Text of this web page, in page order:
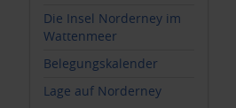
Die Insel Norderney im
Wattenmeer
Belegungskalender
Lage auf Norderney